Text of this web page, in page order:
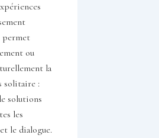
permet
ou
la
solitaire :
solutions
les
le dialogue.